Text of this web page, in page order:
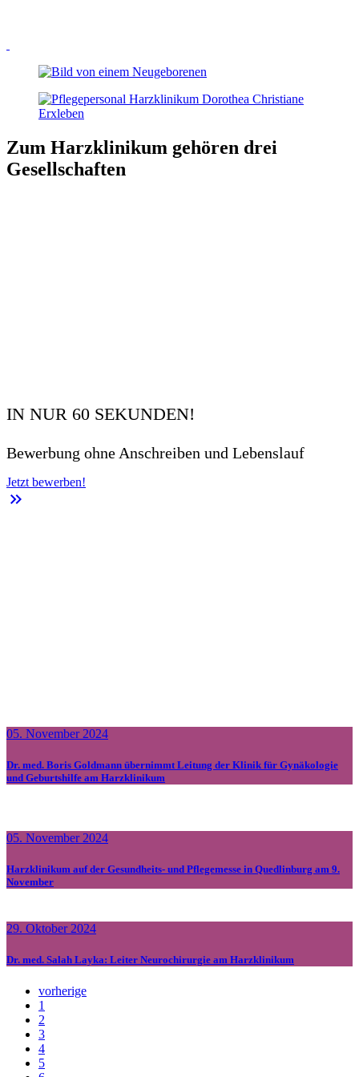
Zum Harzklinikum gehören drei
Gesellschaften
IN NUR 60 SEKUNDEN!
Bewerbung ohne Anschreiben und Lebenslauf
Jetzt bewerben!
keyboard_double_arrow_right
05. November 2024
Dr. med. Boris Goldmann übernimmt Leitung der Klinik für Gynäkologie
und Geburtshilfe am Harzklinikum
05. November 2024
Harzklinikum auf der Gesundheits- und Pflegemesse in Quedlinburg am 9.
November
29. Oktober 2024
Dr. med. Salah Layka: Leiter Neurochirurgie am Harzklinikum
vorherige
1
2
3
4
5